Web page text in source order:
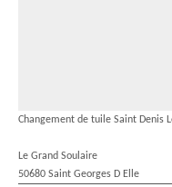
Changement de tuile Saint Denis
Le Grand Soulaire
50680 Saint Georges D Elle